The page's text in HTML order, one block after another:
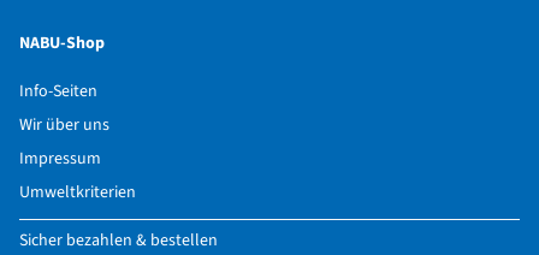
NABU-Shop
Info-Seiten
Wir über uns
Impressum
Umweltkriterien
Sicher bezahlen & bestellen